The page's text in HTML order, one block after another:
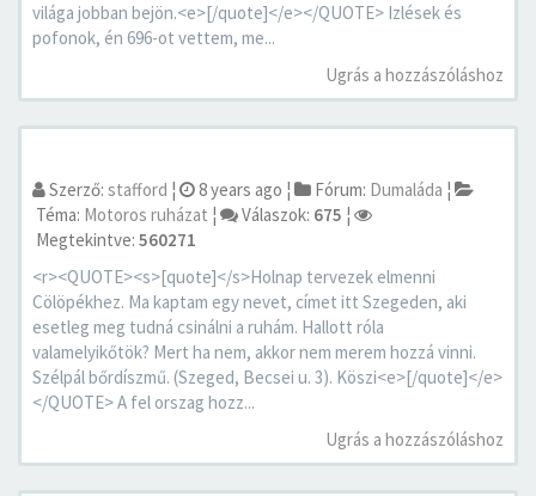
világa jobban bejön.<e>[/quote]</e></QUOTE> Izlések és
pofonok, én 696-ot vettem, me...
Ugrás a hozzászóláshoz
Szerző: stafford ¦ 8 years ago ¦ Fórum: Dumaláda ¦
Téma: Motoros ruházat ¦ Válaszok: 675 ¦
Megtekintve: 560271
<r><QUOTE><s>[quote]</s>Holnap tervezek elmenni
Cölöpékhez. Ma kaptam egy nevet, címet itt Szegeden, aki
esetleg meg tudná csinálni a ruhám. Hallott róla
valamelyikőtök? Mert ha nem, akkor nem merem hozzá vinni.
Szélpál bőrdíszmű. (Szeged, Becsei u. 3). Köszi<e>[/quote]</e>
</QUOTE> A fel orszag hozz...
Ugrás a hozzászóláshoz